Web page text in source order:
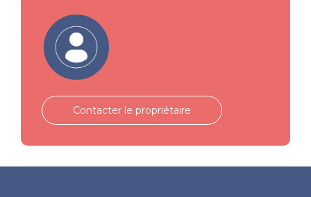
Contacter le propriétaire